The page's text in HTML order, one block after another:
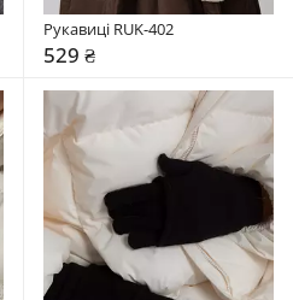
Рукавиці RUK-402
529 ₴